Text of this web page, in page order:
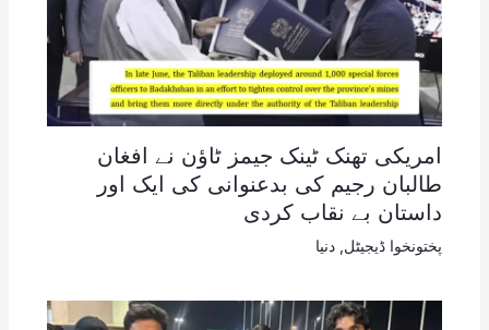
امریکی تھنک ٹینک جیمز ٹاؤن نے افغان
طالبان رجیم کی بدعنوانی کی ایک اور
داستان بے نقاب کردی
پختونخوا ڈیجیٹل دنیا